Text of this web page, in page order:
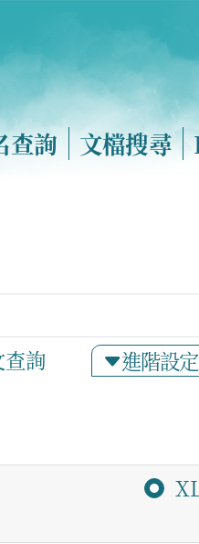
查詢 文檔搜尋
查詢 進階設定